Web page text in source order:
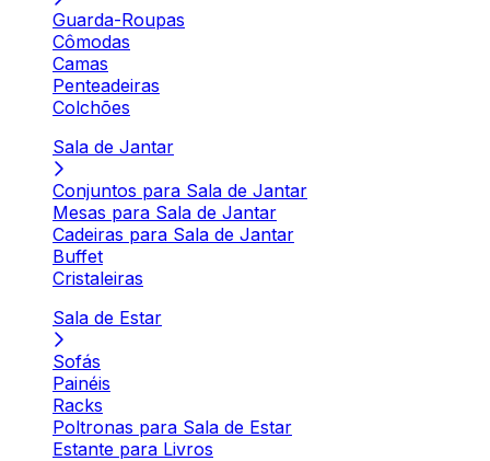
Guarda-Roupas
Cômodas
Camas
Penteadeiras
Colchões
Sala de Jantar
Conjuntos para Sala de Jantar
Mesas para Sala de Jantar
Cadeiras para Sala de Jantar
Buffet
Cristaleiras
Sala de Estar
Sofás
Painéis
Racks
Poltronas para Sala de Estar
Estante para Livros